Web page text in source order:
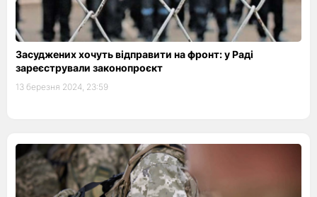
Засуджених хочуть відправити на фронт: у Раді
зареєстрували законопроєкт
13 березня 2024, 23:59